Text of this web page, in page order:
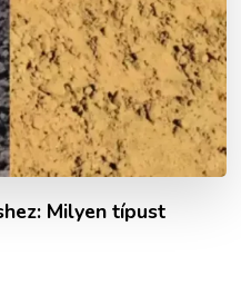
Milyen típust